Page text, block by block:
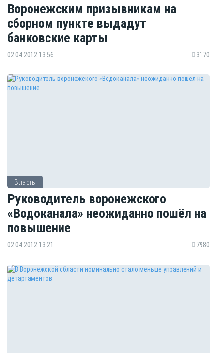
Воронежским призывникам на
сборном пункте выдадут
банковские карты
02.04.2012 13:56 3170
Власть
Руководитель воронежского
«Водоканала» неожиданно пошёл на
повышение
02.04.2012 13:21 7980